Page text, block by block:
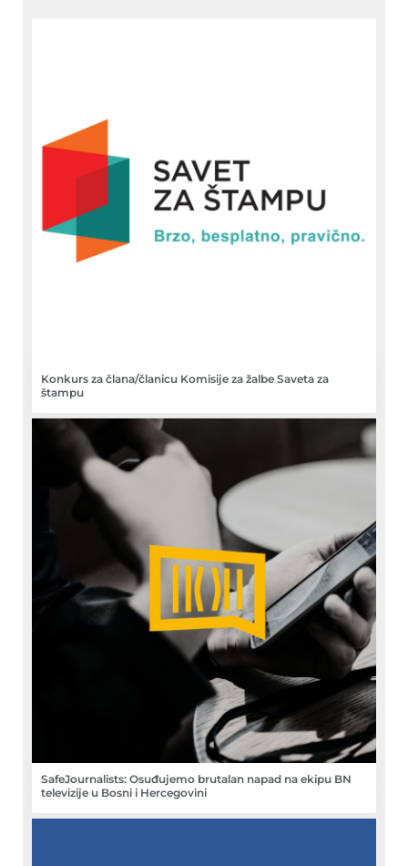
Konkurs za člana/članicu Komisije za žalbe Saveta za
štampu
SafeJournalists: Osuđujemo brutalan napad na ekipu BN
televizije u Bosni i Hercegovini